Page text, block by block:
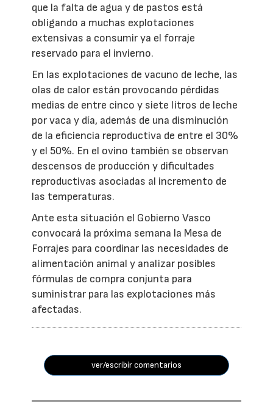
que la falta de agua y de pastos está
obligando a muchas explotaciones
extensivas a consumir ya el forraje
reservado para el invierno.
En las explotaciones de vacuno de leche, las
olas de calor están provocando pérdidas
medias de entre cinco y siete litros de leche
por vaca y día, además de una disminución
de la eficiencia reproductiva de entre el 30%
y el 50%. En el ovino también se observan
descensos de producción y dificultades
reproductivas asociadas al incremento de
las temperaturas.
Ante esta situación el Gobierno Vasco
convocará la próxima semana la Mesa de
Forrajes para coordinar las necesidades de
alimentación animal y analizar posibles
fórmulas de compra conjunta para
suministrar para las explotaciones más
afectadas.
ver/escribir comentarios